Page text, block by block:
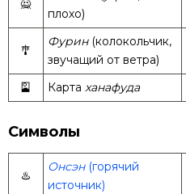
🙅
плохо)
🎐
Фурин(колокольчик,
звучащий от ветра)
🎴
Карта ханафуда
Символы
♨️
Онсэн(горячий
источник)